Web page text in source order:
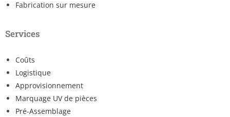
Fabrication sur mesure
Services
Coûts
Logistique
Approvisionnement
Marquage UV de pièces
Pré-Assemblage